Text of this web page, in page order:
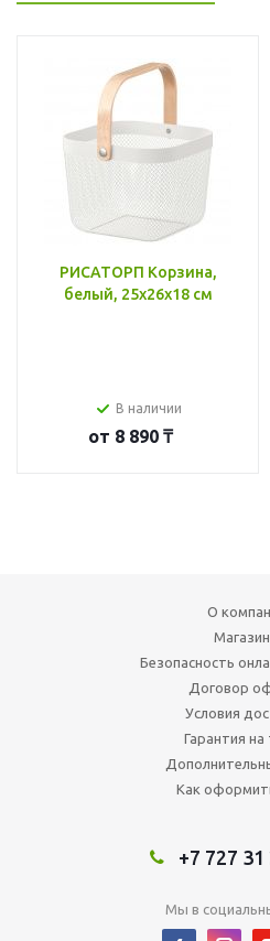
РИСАТОРП Корзина,
белый, 25x26x18 см
В наличии
от 8 890 ₸
О
Безопасность
Договор
Условия
Гарантия на
Как
+7 727 31
Мы в